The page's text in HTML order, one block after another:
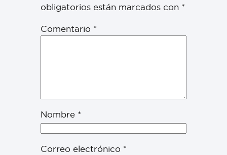
obligatorios están marcados con *
Comentario *
Nombre *
Correo electrónico *